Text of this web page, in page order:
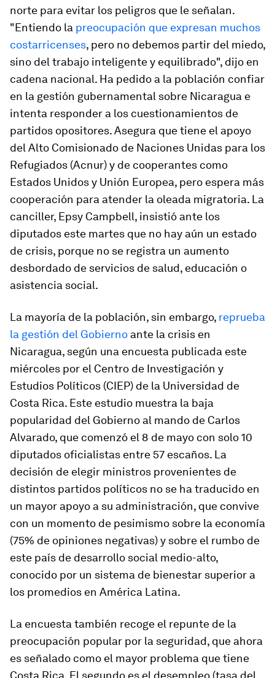
norte para evitar los peligros que le señalan.
"Entiendo la preocupación que expresan muchos
costarricenses, pero no debemos partir del miedo,
sino del trabajo inteligente y equilibrado", dijo en
cadena nacional. Ha pedido a la población confiar
en la gestión gubernamental sobre Nicaragua e
intenta responder a los cuestionamientos de
partidos opositores. Asegura que tiene el apoyo
del Alto Comisionado de Naciones Unidas para los
Refugiados (Acnur) y de cooperantes como
Estados Unidos y Unión Europea, pero espera más
cooperación para atender la oleada migratoria. La
canciller, Epsy Campbell, insistió ante los
diputados este martes que no hay aún un estado
de crisis, porque no se registra un aumento
desbordado de servicios de salud, educación o
asistencia social.
La mayoría de la población, sin embargo, reprueba
la gestión del Gobierno ante la crisis en
Nicaragua, según una encuesta publicada este
miércoles por el Centro de Investigación y
Estudios Políticos (CIEP) de la Universidad de
Costa Rica. Este estudio muestra la baja
popularidad del Gobierno al mando de Carlos
Alvarado, que comenzó el 8 de mayo con solo 10
diputados oficialistas entre 57 escaños. La
decisión de elegir ministros provenientes de
distintos partidos políticos no se ha traducido en
un mayor apoyo a su administración, que convive
con un momento de pesimismo sobre la economía
(75% de opiniones negativas) y sobre el rumbo de
este país de desarrollo social medio-alto,
conocido por un sistema de bienestar superior a
los promedios en América Latina.
La encuesta también recoge el repunte de la
preocupación popular por la seguridad, que ahora
es señalado como el mayor problema que tiene
Costa Rica. El segundo es el desempleo (tasa del